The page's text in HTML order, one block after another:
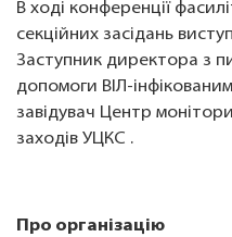
В ході конференції
секційних засідань
Заступник директора з
допомоги ВІЛ-
завідувач Центр
заходів УЦКС .
Про організацію